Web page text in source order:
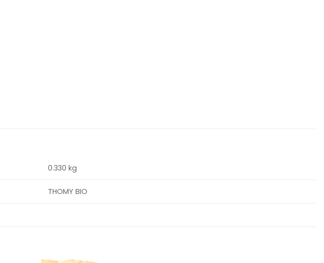
0.330 kg
THOMY BIO